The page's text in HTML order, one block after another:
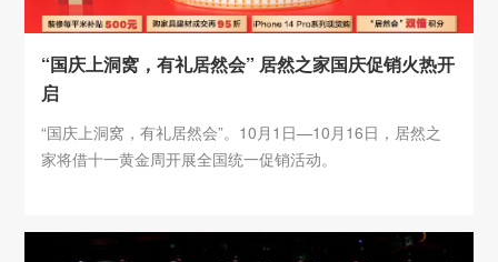
“国庆上洞窝，有礼居然会” 居然之家国庆促销火热开
启
“国庆上洞窝，有礼居然会”。10月1日—10月16日，居然之
家将借十一黄金周开展全国统一促销活动。